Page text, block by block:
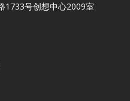
1733号创想中心2009室